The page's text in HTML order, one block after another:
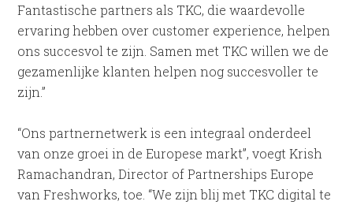
Fantastische partners als TKC, die waardevolle
ervaring hebben over customer experience, helpen
ons succesvol te zijn. Samen met TKC willen we de
gezamenlijke klanten helpen nog succesvoller te
zijn.”
“Ons partnernetwerk is een integraal onderdeel
van onze groei in de Europese markt”, voegt Krish
Ramachandran, Director of Partnerships Europe
van Freshworks, toe. “We zijn blij met TKC digital te